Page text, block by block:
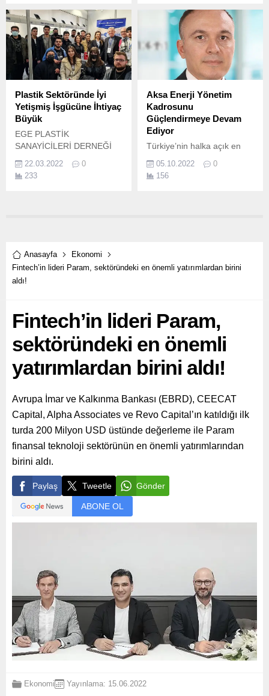
Merkezi’nde gerçekleştirildi.
Plastik Sektöründe İyi
Yetişmiş İşgücüne İhtiyaç
Büyük
EGE PLASTİK
SANAYİCİLERİ DERNEĞİ
YÖNETİM KURULU
BAŞKANI ŞENER GENÇER:
“İYİ YETİŞMİŞ MAVİ VE
22.03.2022
0
233
Aksa Enerji Yönetim
Kadrosunu
Güçlendirmeye Devam
Ediyor
Türkiye’nin halka açık en
büyük serbest elektrik
üreticisi Aksa Enerji, başarılı
operasyonlarına birlikte
05.10.2022
0
156
Anasayfa
Ekonomi
Fintech’in lideri Param, sektöründeki en önemli yatırımlardan birini
aldı!
Fintech’in lideri Param,
sektöründeki en önemli
yatırımlardan birini aldı!
Avrupa İmar ve Kalkınma Bankası (EBRD), CEECAT
Capital, Alpha Associates ve Revo Capital’ın katıldığı ilk
turda 200 Milyon USD üstünde değerleme ile Param
finansal teknoloji sektörünün en önemli yatırımlarından
birini aldı.
Paylaş Tweetle Gönder
ABONE OL
Ekonomi Yayınlama: 15.06.2022